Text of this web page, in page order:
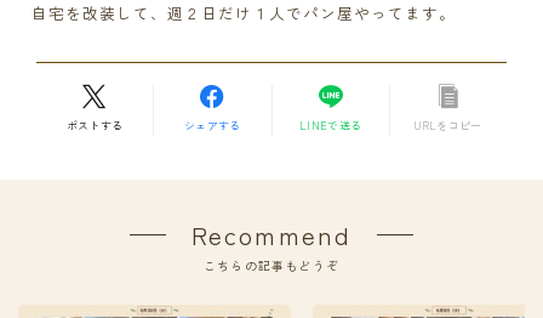
自宅を改装して、週２日だけ１人でパン屋やってます。
ポストする シェアする LINEで送る URLをコピー
Recommend
こちらの記事もどうぞ